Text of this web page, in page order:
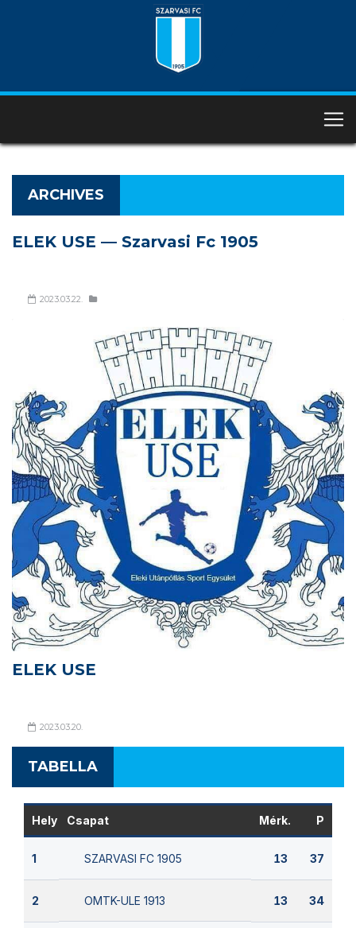
ARCHIVES
ELEK USE — Szarvasi Fc 1905
2023.03.22.
ELEK USE
2023.03.20.
TABELLA
Hely Csapat Mérk. P
1 SZARVASI FC 1905 13 37
2 OMTK-ULE 1913 13 34